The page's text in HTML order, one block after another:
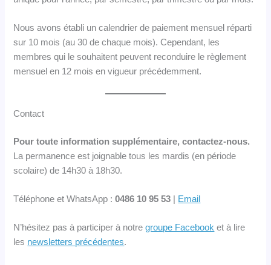
Nous avons établi un calendrier de paiement mensuel réparti
sur 10 mois (au 30 de chaque mois). Cependant, les
membres qui le souhaitent peuvent reconduire le règlement
mensuel en 12 mois en vigueur précédemment.
Contact
Pour toute information supplémentaire, contactez-nous.
La permanence est joignable tous les mardis (en période
scolaire) de 14h30 à 18h30.
Téléphone et WhatsApp :0486 10 95 53 Email
N’hésitez pas à participer à notregroupe Facebook et à lire
les newsletters précédentes.